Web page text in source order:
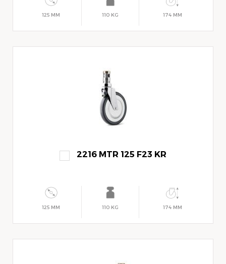
125 MM 110 KG 174 MM
2216 MTR 125 F23 KR
125 MM 110 KG 174 MM